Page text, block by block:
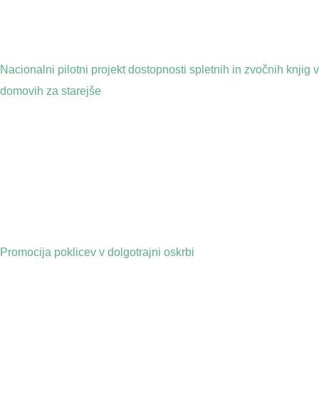
Nacionalni pilotni projekt dostopnosti spletnih in zvočnih knjig v
domovih za starejše
Promocija poklicev v dolgotrajni oskrbi